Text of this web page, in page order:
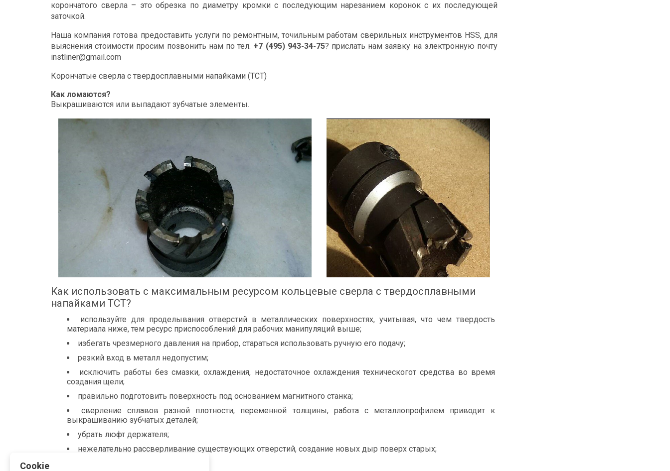
корончатого сверла – это обрезка по диаметру кромки с последующим нарезанием коронок с их последующей
заточкой.
Наша компания готова предоставить услуги по ремонтным, точильным работам сверильных инструментов HSS, для
выяснения стоимости просим позвонить нам по тел. +7 (495) 943-34-75? прислать нам заявку на электронную почту
instliner@gmail.com
Корончатые сверла с твердосплавными напайками (TCT)
Как ломаются?
Выкрашиваются или выпадают зубчатые элементы.
Как использовать с максимальным ресурсом кольцевые сверла с твердосплавными
напайками TCT?
используйте для проделывания отверстий в металлических поверхностях, учитывая, что чем твердость
материала ниже, тем ресурс приспособлений для рабочих манипуляций выше;
избегать чрезмерного давления на прибор, стараться использовать ручную его подачу;
резкий вход в металл недопустим;
исключить работы без смазки, охлаждения, недостаточное охлаждения техническогот средства во время
создания щели;
правильно подготовить поверхность под основанием магнитного станка;
сверление сплавов разной плотности, переменной толщины, работа с металлопрофилем приводит к
выкрашиванию зубчатых деталей;
убрать люфт держателя;
нежелательно рассверливание существующих отверстий, создание новых дыр поверх старых;
Cookie